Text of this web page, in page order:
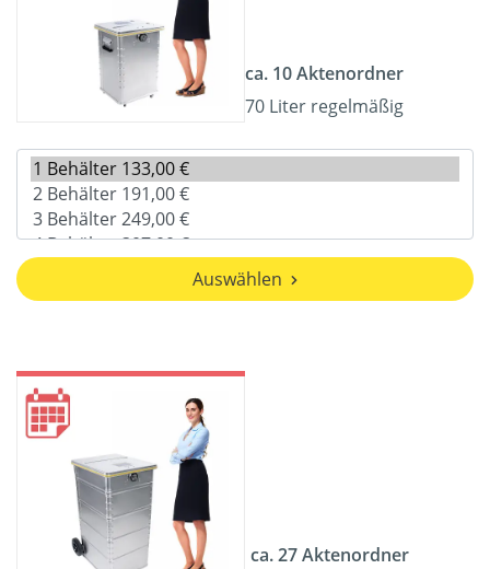
ca. 10 Aktenordner
70 Liter regelmäßig
Auswählen
ca. 27 Aktenordner